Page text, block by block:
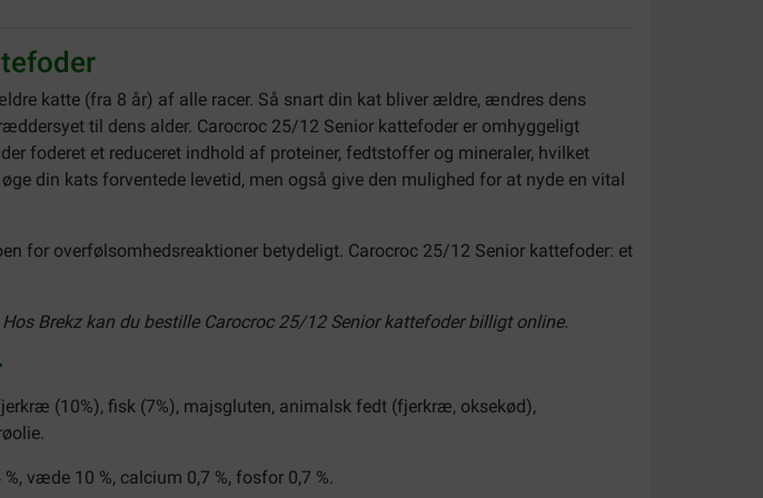
katte (fra 8 år) af alle racer. Så snart din kat bliver ældre, ændres dens
til dens alder. Carocroc 25/12 Senior kattefoder er omhyggeligt
foderet et reduceret indhold af proteiner, fedtstoffer og mineraler, hvilket
din kats forventede levetid, men også give den mulighed for at nyde en vital
for overfølsomhedsreaktioner betydeligt. Carocroc 25/12 Senior kattefoder: et
Brekz kan du bestille Carocroc 25/12 Senior kattefoder billigt online.
(10%), fisk (7%), majsgluten, animalsk fedt (fjerkræ, oksekød),
væde 10 %, calcium 0,7 %, fosfor 0,7 %.